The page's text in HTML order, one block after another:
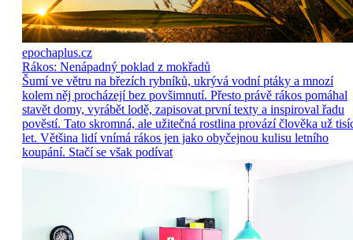
epochaplus.cz
Rákos: Nenápadný poklad z mokřadů
Šumí ve větru na březích rybníků, ukrývá vodní ptáky a mnozí
kolem něj procházejí bez povšimnutí. Přesto právě rákos pomáhal
stavět domy, vyrábět lodě, zapisovat první texty a inspiroval řadu
pověstí. Tato skromná, ale užitečná rostlina provází člověka už
let. Většina lidí vnímá rákos jen jako obyčejnou kulisu letního
koupání. Stačí se však podívat